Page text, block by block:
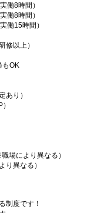
働8時間）
働8時間）
働15時間）
修以上）
もOK
あり）
場により異なる）
異なる）
制度です！